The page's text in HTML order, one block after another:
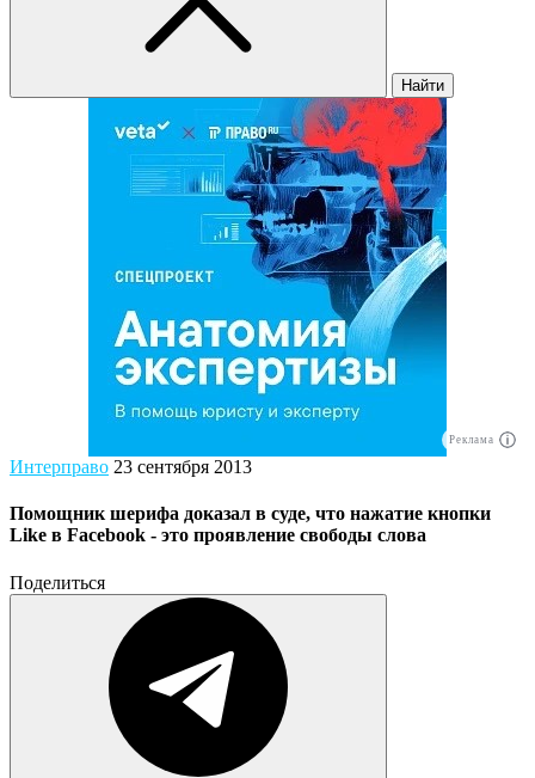
Найти
Реклама
Интерправо 23 сентября 2013
Помощник шерифа доказал в суде, что нажатие кнопки
Like в Facebook - это проявление свободы слова
Поделиться